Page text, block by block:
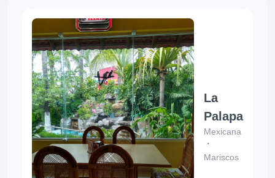
La
Palapa
Mexicana
Mariscos